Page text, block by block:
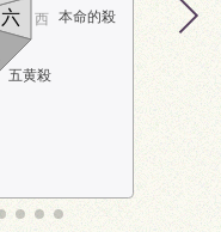
本命的殺
五黄殺
西
六